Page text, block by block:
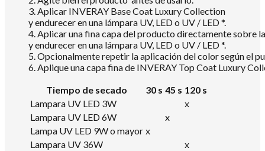
3. Aplicar INVERAY Base Coat Luxury Collection
y endurecer en una lámpara UV, LED o UV / LED *.
4. Aplicar una fina capa del producto directamente sobre
y endurecer en una lámpara UV, LED o UV / LED *.
5. Opcionalmente repetir la aplicación del color según el
6. Aplique una capa fina de INVERAY Top Coat Luxury
Tiempo de secado
30 s 45 s 120 s
Lampara UV LED 3W
x
Lampara UV LED 6W
x
Lampa UV LED 9W o mayor x
Lampara UV 36W
x